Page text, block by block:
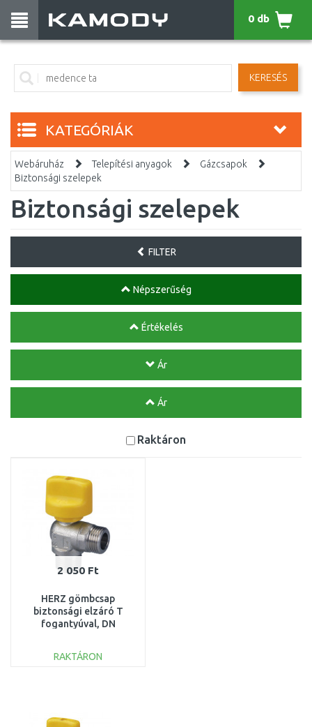
KERESÉS
0 db
KATEGÓRIÁK
Webáruház Telepítési anyagok
Gázcsapok
Biztonsági szelepek
Biztonsági szelepek
FILTER
Népszerűség
Értékelés
Ár
Ár
Raktáron
2 050 Ft
HERZ gömbcsap
biztonsági elzáró T
fogantyúval, DN
RAKTÁRON